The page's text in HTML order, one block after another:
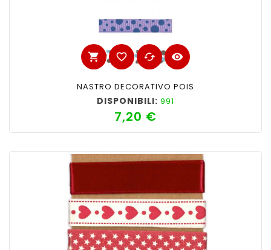
shopping_cart favorite_border cached visibility
NASTRO DECORATIVO POIS
DISPONIBILI: 991
7,20 €